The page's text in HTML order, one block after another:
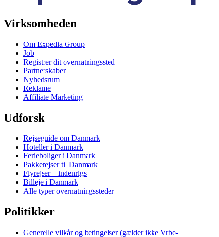
Virksomheden
Om Expedia Group
Job
Registrer dit overnatningssted
Partnerskaber
Nyhedsrum
Reklame
Affiliate Marketing
Udforsk
Rejseguide om Danmark
Hoteller i Danmark
Ferieboliger i Danmark
Pakkerejser til Danmark
Flyrejser – indenrigs
Billeje i Danmark
Alle typer overnatningssteder
Politikker
Generelle vilkår og betingelser (gælder ikke Vrbo-